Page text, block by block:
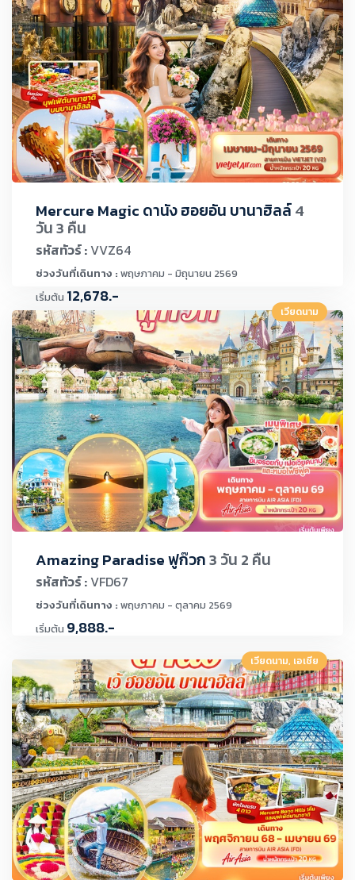
Mercure Magic ดานัง ฮอยอัน บานาฮิลล์4
วัน 3 คืน
รหัสทัวร์ : VVZ64
ช่วงวันที่เดินทาง : พฤษภาคม - มิถุนายน 2569
เริ่มต้น 12,678.-
เวียดนาม
Amazing Paradise ฟูก๊วก3 วัน 2 คืน
รหัสทัวร์ : VFD67
ช่วงวันที่เดินทาง : พฤษภาคม - ตุลาคม 2569
เริ่มต้น 9,888.-
เวียดนาม, เอเชีย